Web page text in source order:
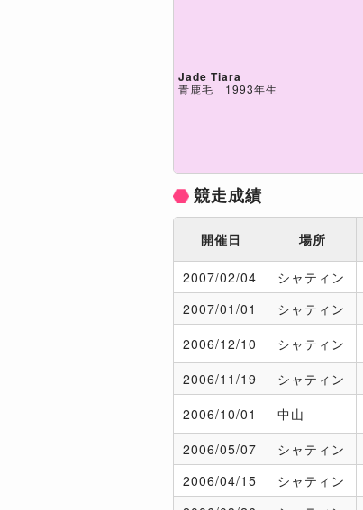
Jade Tiara
青鹿毛 1993年生
競走成績
開催日 場所
2007/02/04 シャティン
2007/01/01 シャティン
2006/12/10 シャティン
2006/11/19 シャティン
2006/10/01 中山
2006/05/07 シャティン
2006/04/15 シャティン